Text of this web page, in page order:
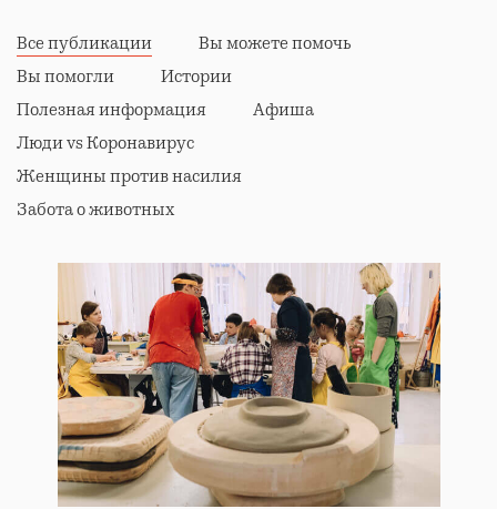
Все публикации
Вы можете помочь
Вы помогли
Истории
Полезная информация
Афиша
Люди vs Коронавирус
Женщины против насилия
Забота о животных